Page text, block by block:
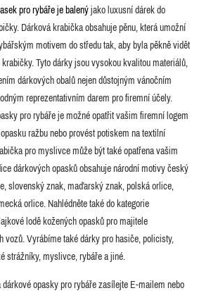
pro rybáře je balenýjako luxusní dárek do
Dárková krabička obsahuje pěnu, která umožní
motivem do středu tak, aby byla pěkně vidět
Tyto dárky jsou vysokou kvalitou materiálů,
dárkových obalů nejen důstojným vánočním
reprezentativním darem pro firemní účely.
pro rybáře je možné opatřit vašim firemní logem
ražbu nebo provést potiskem na textilní
pro myslivce může být také opatřena vašim
dárkových opasků obsahuje národní motivy český
slovenský znak, maďarský znak, polská orlice,
orlice. Nahlédněte také do kategorie
lodě kožených opasků pro majitele
vozů. Vyrábíme také dárky pro hasiče, policisty,
strážníky, myslivce, rybáře a jiné.
opasky pro rybáře zasílejte E-mailem nebo